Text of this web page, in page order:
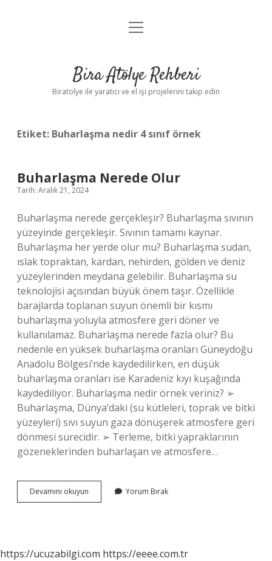
Anasayfa
Yasal Uyarı
menüyü
Bira Atölye Rehberi
Biratolye ile yaratıcı ve el işi projelerini takip edin
Etiket: Buharlaşma nedir 4 sınıf örnek
Buharlaşma Nerede Olur
Tarih: Aralık 21, 2024
Buharlaşma nerede gerçekleşir? Buharlaşma sıvının
yüzeyinde gerçekleşir. Sıvının tamamı kaynar.
Buharlaşma her yerde olur mu? Buharlaşma sudan,
ıslak topraktan, kardan, nehirden, gölden ve deniz
yüzeylerinden meydana gelebilir. Buharlaşma su
teknolojisi açısından büyük önem taşır. Özellikle
barajlarda toplanan suyun önemli bir kısmı
buharlaşma yoluyla atmosfere geri döner ve
kullanılamaz. Buharlaşma nerede fazla olur? Bu
nedenle en yüksek buharlaşma oranları Güneydoğu
Anadolu Bölgesi’nde kaydedilirken, en düşük
buharlaşma oranları ise Karadeniz kıyı kuşağında
kaydediliyor. Buharlaşma nedir örnek veriniz? ➢
Buharlaşma, Dünya’daki (su kütleleri, toprak ve bitki
yüzeyleri) sıvı suyun gaza dönüşerek atmosfere geri
dönmesi sürecidir. ➢ Terleme, bitki yapraklarının
gözeneklerinden buharlaşan ve atmosfere…
Devamını okuyun Buharlaşma
Nerede
Yorum Bırak
https://ucuzabilgi.com https://eeee.com.tr